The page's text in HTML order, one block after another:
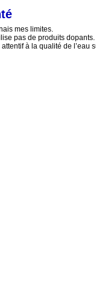
mes limites.
pas de produits dopants.
attentif à la qualité de l’eau